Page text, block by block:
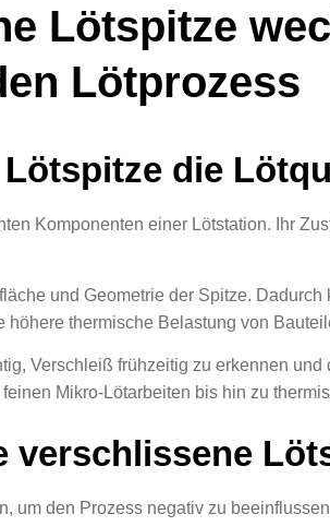
Lötspitze
Lötprozess
die
Komponenten einer Lötstation. Ihr
und Geometrie der Spitze.
thermische Belastung von
Verschleiß frühzeitig zu erkennen
Mikro-Lötarbeiten bis hin zu
verschlissene
um den Prozess negativ zu